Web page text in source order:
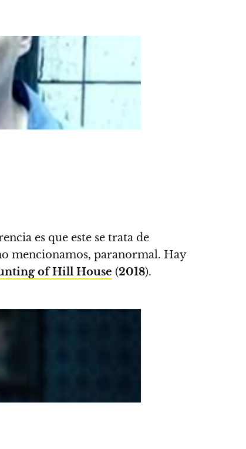
es que este se trata de
mencionamos, paranormal. Hay
of Hill House (2018).